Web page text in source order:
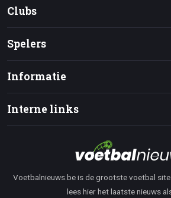
Clubs
Spelers
Informatie
Interne links
Voetbalnieuws.be is de grootste voetbal site
lees hier het laatste nieuws